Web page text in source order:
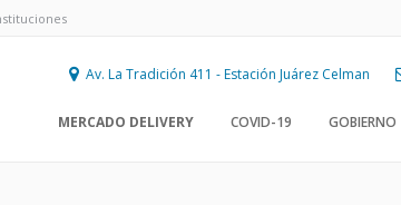
Av. La Tradición 411 - Estación Juárez Celman
MERCADO DELIVERY COVID-19 GOBIERNO